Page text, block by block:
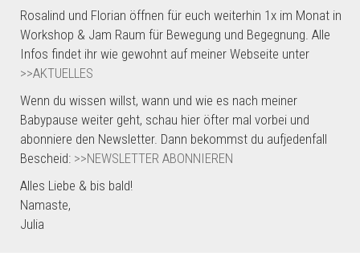
Tages-Retreat „Zeit zum
Aufblühen“ | So, 22.03.26, 10-
17.30 Uhr
Yin Yoga-Präventionskurs | ab
Mi, 04.03.26, 18.45 Uhr
PODCAST | Ruhe will Leben
Rosalind und Florian öffnen für euch weiterhin 1x im Monat in
Workshop & Jam Raum für Bewegung und Begegnung. Alle
Infos findet ihr wie gewohnt auf meiner Webseite unter
>>AKTUELLES
Wenn du wissen willst, wann und wie es nach meiner
Babypause weiter geht, schau hier öfter mal vorbei und
abonniere den Newsletter. Dann bekommst du aufjedenfall
Bescheid: >>NEWSLETTER ABONNIEREN
Alles Liebe & bis bald!
Namaste,
Julia